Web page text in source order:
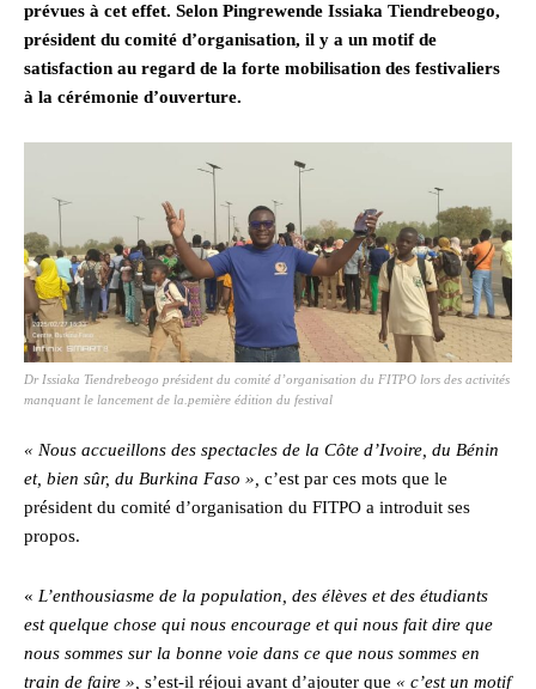
prévues à cet effet. Selon Pingrewende Issiaka Tiendrebeogo,
président du comité d’organisation, il y a un motif de
satisfaction au regard de la forte mobilisation des festivaliers
à la cérémonie d’ouverture.
Dr Issiaka Tiendrebeogo président du comité d’organisation du FITPO lors des activités
manquant le lancement de la.pemière édition du festival
« Nous accueillons des spectacles de la Côte d’Ivoire, du Bénin
et, bien sûr, du Burkina Faso », c’est par ces mots que le
président du comité d’organisation du FITPO a introduit ses
propos.
« L’enthousiasme de la population, des élèves et des étudiants
est quelque chose qui nous encourage et qui nous fait dire que
nous sommes sur la bonne voie dans ce que nous sommes en
train de faire », s’est-il réjoui avant d’ajouter que « c’est un motif